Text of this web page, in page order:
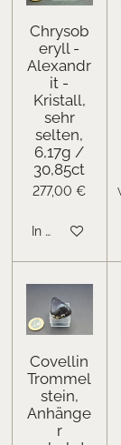
Chrysob
eryll -
Alexandr
it -
Kristall,
sehr
selten,
6,17g /
30,85ct
277,00 €
In den
Covellin
Trommel
stein,
Anhänge
r